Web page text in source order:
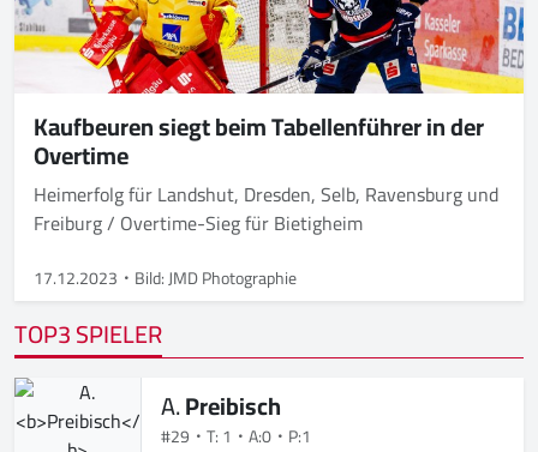
Kaufbeuren siegt beim Tabellenführer in der
Overtime
Heimerfolg für Landshut, Dresden, Selb, Ravensburg und
Freiburg / Overtime-Sieg für Bietigheim
17.12.2023 Bild: JMD Photographie
TOP3 SPIELER
A.Preibisch
#29 T: 1 A:0 P:1